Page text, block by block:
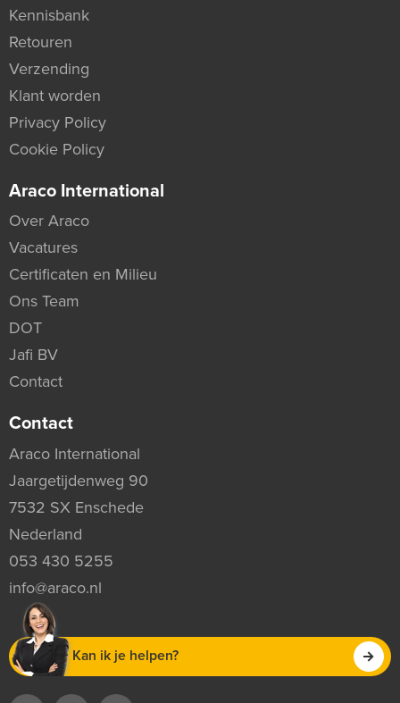
Kennisbank
Retouren
Verzending
Klant worden
Privacy Policy
Cookie Policy
Araco International
Over Araco
Vacatures
Certificaten en Milieu
Ons Team
DOT
Jafi BV
Contact
Contact
Araco International
Jaargetijdenweg 90
7532 SX Enschede
Nederland
053 430 5255
info@araco.nl
Kan ik je helpen?